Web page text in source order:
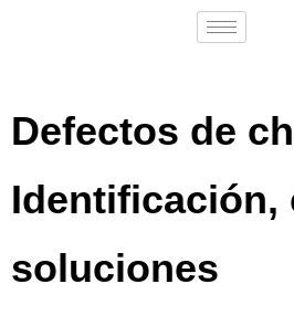
Defectos de
Identificación,
soluciones